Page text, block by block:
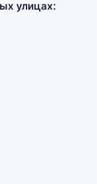
улицах: